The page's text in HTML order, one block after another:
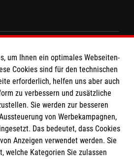
um Ihnen ein optimales Webseiten-
Cookies sind für den technischen
erforderlich, helfen uns aber auch
zu verbessern und zusätzliche
Sie werden zur besseren
von Werbekampagnen,
Das bedeutet, dass Cookies
Anzeigen verwendet werden. Sie
welche Kategorien Sie zulassen